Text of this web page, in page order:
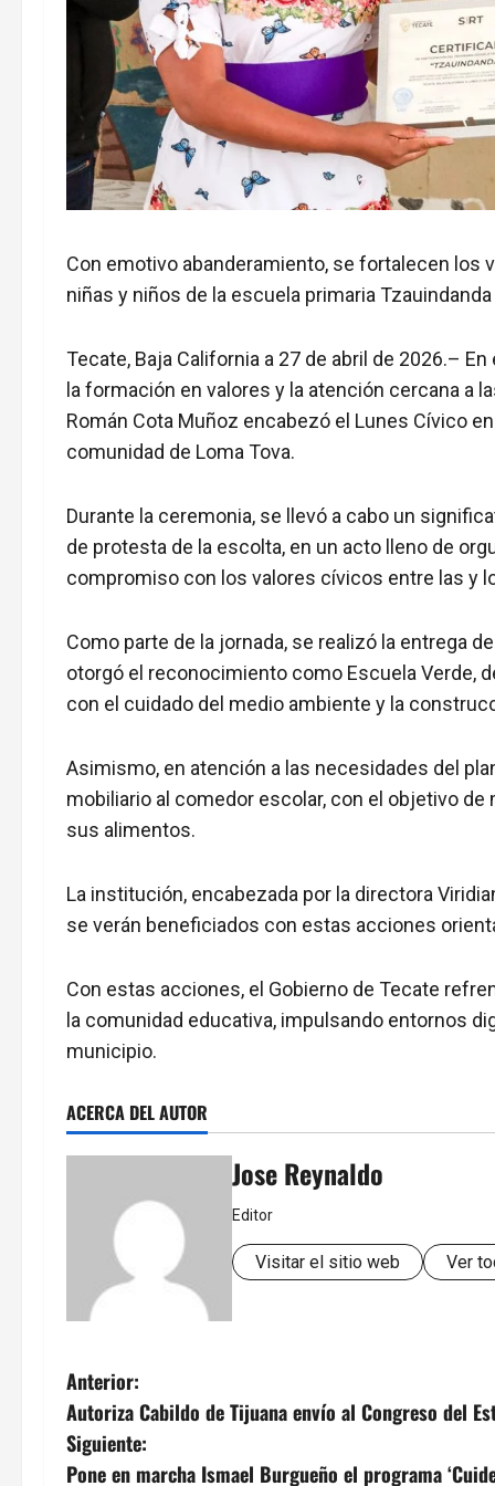
Con emotivo abanderamiento, se fortalecen los
niñas y niños de la escuela primaria
Tecate, Baja California a 27 de abril de 2026.–
la formación en valores y la atención cercana a
Román Cota Muñoz encabezó el Lunes Cívico
comunidad de Loma Tova.
Durante la ceremonia, se llevó a cabo un
de protesta de la escolta, en un acto lleno de
compromiso con los valores cívicos entre las y
Como parte de la jornada, se realizó la entrega
otorgó el reconocimiento como Escuela Verde,
con el cuidado del medio ambiente y la
Asimismo, en atención a las necesidades del
mobiliario al comedor escolar, con el objetivo
sus alimentos.
La institución, encabezada por la directora
se verán beneficiados con estas acciones
Con estas acciones, el Gobierno de Tecate
la comunidad educativa, impulsando entornos
municipio.
ACERCA DEL AUTOR
Jose Reynaldo
Editor
Visitar el sitio web Ver
N
a
Anterior:
Autoriza Cabildo de Tijuana envío al Congreso del
Siguiente:
Pone en marcha Ismael Burgueño el programa